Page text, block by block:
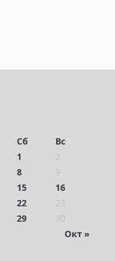
Сб Вс
Окт »
1
2
8
9
15
16
22
23
29 30